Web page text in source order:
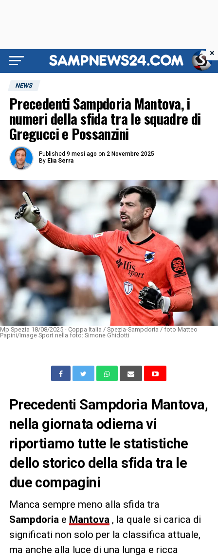
NEWS
Precedenti Sampdoria Mantova, i
numeri della sfida tra le squadre di
Gregucci e Possanzini
Published 9 mesi ago on 2 Novembre 2025
By Elia Serra
Mp Spezia 18/08/2025 - Coppa Italia / Spezia-Sampdoria / foto Matteo
Papini/Image Sport nella foto: Simone Ghidotti
Precedenti Sampdoria Mantova,
nella giornata odierna vi
riportiamo tutte le statistiche
dello storico della sfida tra le
due compagini
Manca sempre meno alla sfida tra
Sampdoria e Mantova , la quale si carica di
significati non solo per la classifica attuale,
ma anche alla luce di una lunga e ricca
×